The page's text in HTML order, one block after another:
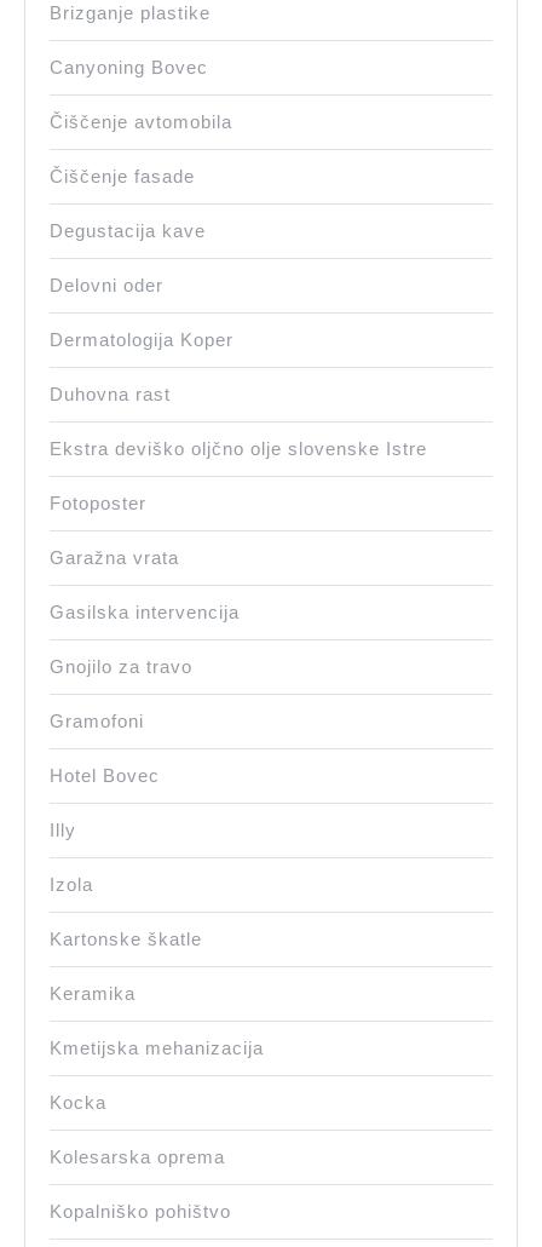
Brizganje plastike
Canyoning Bovec
Čiščenje avtomobila
Čiščenje fasade
Degustacija kave
Delovni oder
Dermatologija Koper
Duhovna rast
Ekstra deviško oljčno olje slovenske Istre
Fotoposter
Garažna vrata
Gasilska intervencija
Gnojilo za travo
Gramofoni
Hotel Bovec
Illy
Izola
Kartonske škatle
Keramika
Kmetijska mehanizacija
Kocka
Kolesarska oprema
Kopalniško pohištvo